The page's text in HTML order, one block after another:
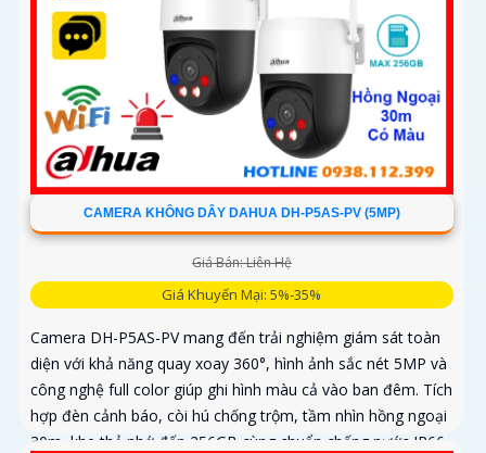
CAMERA KHÔNG DÂY DAHUA DH-P5AS-PV (5MP)
Giá Bán: Liên Hệ
Giá Khuyến Mại: 5%-35%
Camera DH-P5AS-PV mang đến trải nghiệm giám sát toàn
diện với khả năng quay xoay 360°, hình ảnh sắc nét 5MP và
công nghệ full color giúp ghi hình màu cả vào ban đêm. Tích
hợp đèn cảnh báo, còi hú chống trộm, tầm nhìn hồng ngoại
30m, khe thẻ nhớ đến 256GB cùng chuẩn chống nước IP66